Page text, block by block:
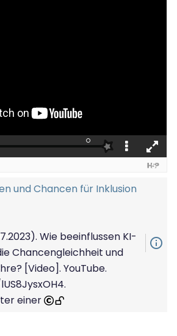
und Chancen für Inklusion
Wie beeinflussen KI-
Chancengleichheit und
[Video]. YouTube.
einer
info_outline